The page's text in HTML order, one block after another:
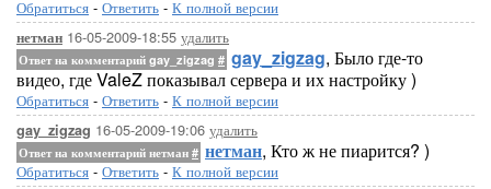
Обратиться - Ответить - К полной версии
нетман 16-05-2009-18:55 удалить
Ответ на комментарий gay_zigzag # gay_zigzag, Было где-то
видео, где ValeZ показывал сервера и их настройку )
Обратиться - Ответить - К полной версии
gay_zigzag 16-05-2009-19:06 удалить
Ответ на комментарий нетман # нетман, Кто ж не пиарится? )
Обратиться - Ответить - К полной версии